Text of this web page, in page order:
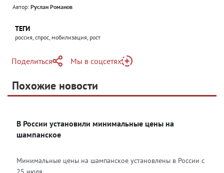
Автор: Руслан Романов
ТЕГИ
россия, спрос, мобилизация, рост
Поделиться
Telegram
Одноклассники
Мы в соцсетях
Яндекс Дзен
Похожие новости
В России установили минимальные цены на
шампанское
Минимальные цены на шампанское установлены в России с